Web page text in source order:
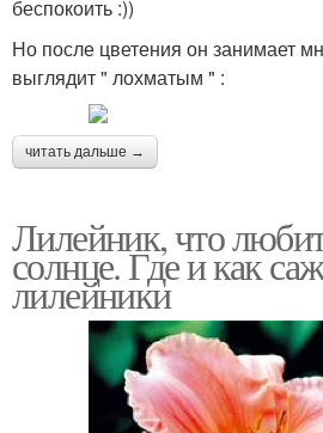
беспокоить :))
Но после цветения он занимает
выглядит " лохматым " :
читать дальше →
Лилейник, что
солнце. Где и как
лилейники